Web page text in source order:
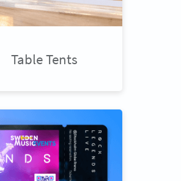
Table Tents